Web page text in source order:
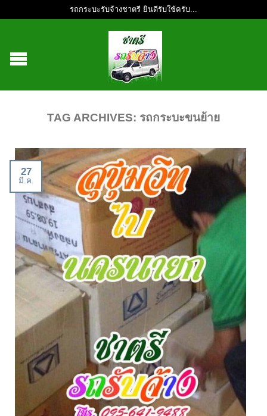
รถกระบะรับจ้างชาตรี ยินดีรับใช้ครับ...
TAG ARCHIVES: รถกระบะขนย้าย
27
มี.ค.